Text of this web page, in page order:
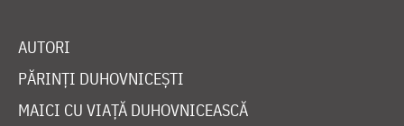
AUTORI
PĂRINȚI DUHOVNICEȘTI
MAICI CU VIAȚĂ DUHOVNICEASCĂ